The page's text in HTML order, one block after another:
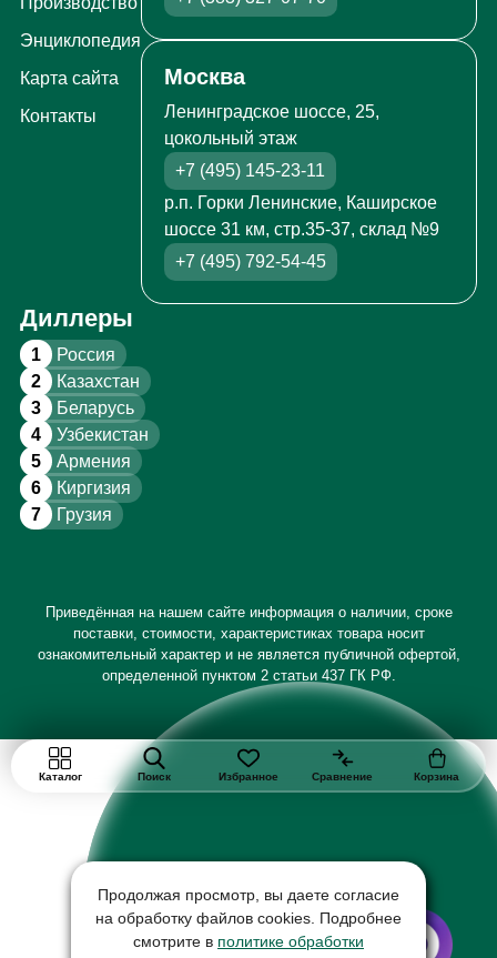
Энциклопедия
Карта сайта
Контакты
Москва
Ленинградское шоссе, 25,
цокольный этаж
+7 (495) 145-23-11
р.п. Горки Ленинские, Каширское
шоссе 31 км, стр.35-37, склад №9
+7 (495) 792-54-45
Диллеры
1 Россия
2 Казахстан
3 Беларусь
4 Узбекистан
5 Армения
6 Киргизия
7 Грузия
Приведённая на нашем сайте информация о наличии, сроке
поставки, стоимости, характеристиках товара носит
ознакомительный характер и не является публичной офертой,
определенной пунктом 2 статьи 437 ГК РФ.
Каталог Поиск Избранное Сравнение Корзина
Продолжая просмотр, вы даете согласие
на обработку файлов cookies. Подробнее
смотрите в политике обработки